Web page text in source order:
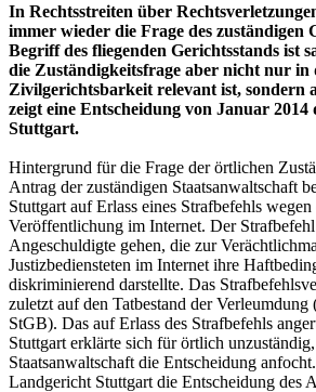
In Rechtsstreiten über
immer wieder die Frage des zuständigen
Begriff des fliegenden Gerichtsstands ist
die Zuständigkeitsfrage aber nicht nur in
Zivilgerichtsbarkeit relevant ist, sondern
zeigt eine Entscheidung von Januar 2014
Stuttgart.
Hintergrund für die Frage der örtlichen
Antrag der zuständigen Staatsanwaltschaft
Stuttgart auf Erlass eines Strafbefehls
Veröffentlichung im Internet. Der
Angeschuldigte gehen, die zur
Justizbediensteten im Internet ihre
diskriminierend darstellte. Das
zuletzt auf den Tatbestand der
StGB). Das auf Erlass des Strafbefehls
Stuttgart erklärte sich für örtlich
Staatsanwaltschaft die Entscheidung
Landgericht Stuttgart die Entscheidung des